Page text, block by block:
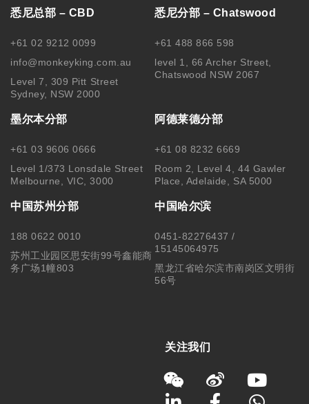
悉尼总部 – CBD
+61 02 9212 0099
info@monkeyking.com.au
Level 7, 309 Pitt Street
Sydney, NSW 2000
悉尼分部 – Chatswood
+61 488 866 598
level 1, 66 Archer Street,
Chatswood NSW 2067
墨尔本分部
+61 03 9606 0666
Level 1/373 Lonsdale Street
Melbourne, VIC, 3000
阿德莱德分部
+61 08 8232 6669
Room 2, Level 4, 44 Gawler
Place, Adelaide, SA 5000
中国苏州分部
188 0622 0010
苏州工业园区思安街99号鑫能商
务广场1幢803
中国哈尔滨
0451-82276437 /
15145064975
黑龙江省哈尔滨市南岗区文明街
56号
关注我们